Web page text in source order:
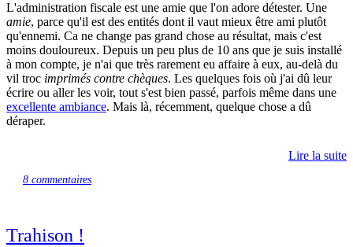
L'administration fiscale est une amie que l'on adore détester. Une
amie, parce qu'il est des entités dont il vaut mieux être ami plutôt
qu'ennemi. Ca ne change pas grand chose au résultat, mais c'est
moins douloureux. Depuis un peu plus de 10 ans que je suis installé
à mon compte, je n'ai que très rarement eu affaire à eux, au-delà du
vil troc imprimés contre chèques. Les quelques fois où j'ai dû leur
écrire ou aller les voir, tout s'est bien passé, parfois même dans une
excellente ambiance. Mais là, récemment, quelque chose a dû
déraper.
Lire la suite
8 commentaires
Trahison !